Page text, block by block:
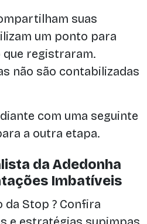
suas
um ponto para
registraram.
não são contabilizadas
com uma seguinte
a outra etapa.
da Adedonha
Imbatíveis
da Stop ? Confira